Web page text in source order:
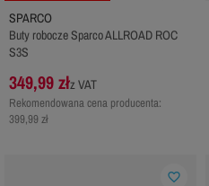
SPARCO
Buty robocze Sparco ALLROAD ROC
S3S
349,99 złz VAT
Rekomendowana cena producenta:
399,99 zł
favorite_border